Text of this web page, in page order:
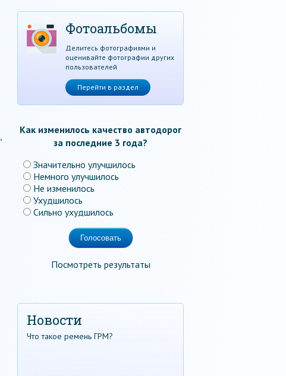
Фотоальбомы
Делитесь фотографиями и
оценивайте фотографии других
пользователей
Перейти в раздел
Как изменилось качество автодорог
за последние 3 года?
Значительно улучшилось
Немного улучшилось
Не изменилось
Ухудшилось
Сильно ухудшилось
Посмотреть результаты
Новости
Что такое ремень ГРМ?